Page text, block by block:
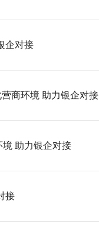
企对接
商环境 助力银企对接
境 助力银企对接
接